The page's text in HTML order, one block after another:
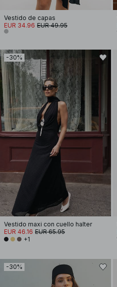
Vestido de capas
EUR 34.96 EUR 49.95
-30%
Vestido maxi con cuello halter
EUR 46.16 EUR 65.95
+1
-30%